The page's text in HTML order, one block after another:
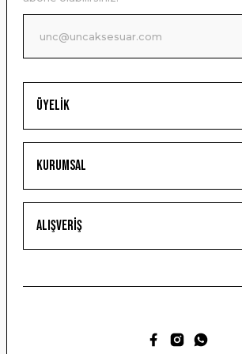
Ürün fiyatı diğer sitelerden daha pahalı.
Bu ürüne benzer farklı alternatifler olmalı.
Gönder
Üyelik
Kurumsal
Alışveriş